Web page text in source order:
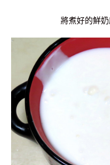
將煮好的鮮